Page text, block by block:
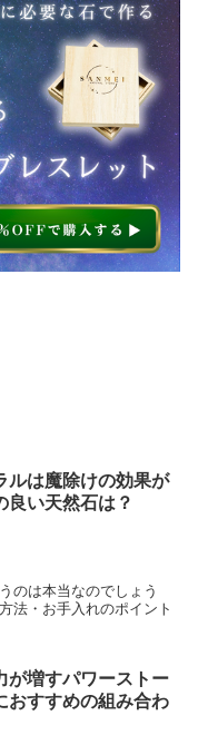
ルは魔除けの効果が
良い天然石は？
のは本当なのでしょう
法・お手入れのポイント
が増すパワーストー
おすすめの組み合わ